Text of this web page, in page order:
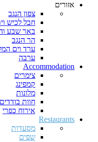
אזורים
צפון הנגב
חבל לכיש
באר שבע
הר הנגב
ערד וים
ערבה
Accommodation
צימרים
קמפינג
מלונות
חוות בודדים
אירוח כפרי
Restaurants
מסעדות
שפים